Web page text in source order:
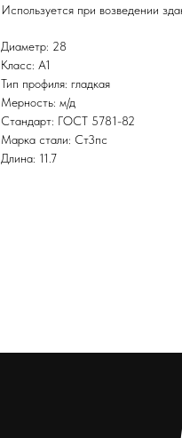
Используется при возведении
Диаметр: 28
Класс: А1
Тип профиля: гладкая
Мерность: м/д
Стандарт: ГОСТ 5781-82
Марка стали: Ст3пс
Длина: 11.7